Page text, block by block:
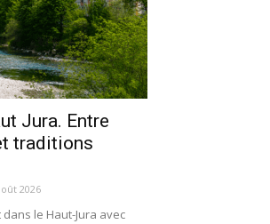
Jura. Entre
traditions
2026
le Haut-Jura avec